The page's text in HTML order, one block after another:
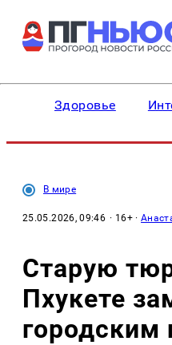
Здоровье
В мире
25.05.2026, 09:46 · 16+ ·
Старую
Пхукете
городским